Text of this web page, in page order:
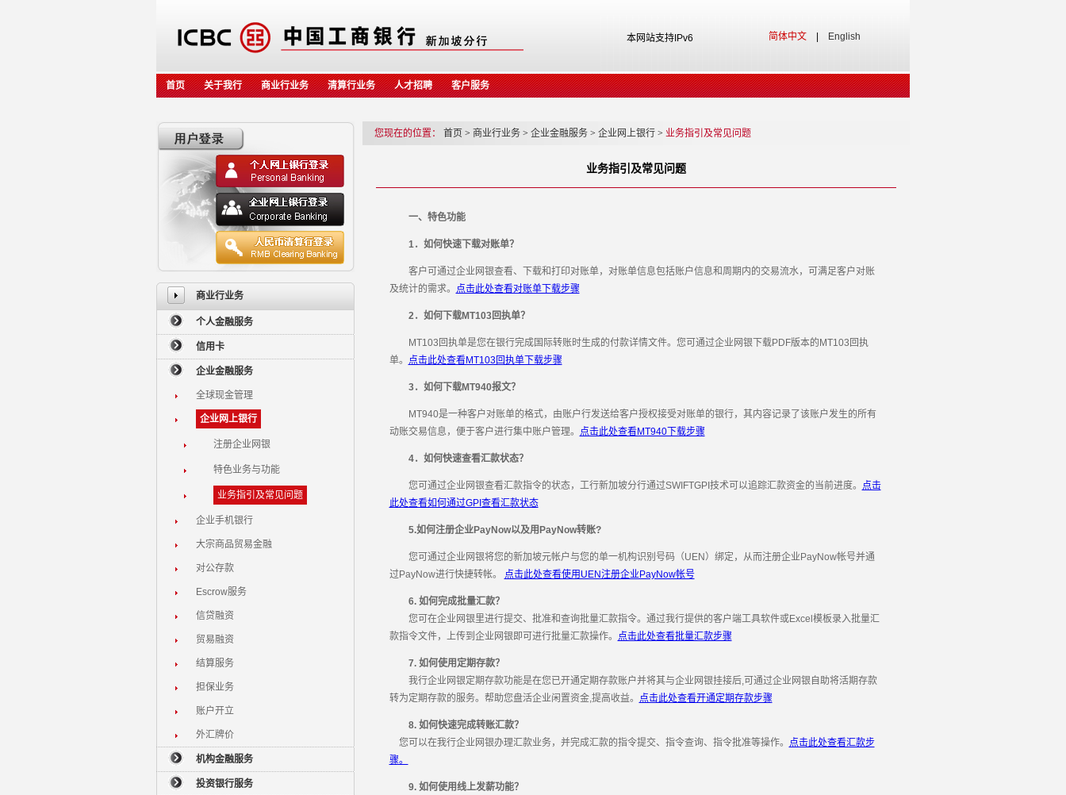
本网站支持IPv6 简体中文 English
首页 关于我行 商业行业务 清算行业务 人才招聘 客户服务
商业行业务
个人金融服务
信用卡
企业金融服务
全球现金管理
企业网上银行
注册企业网银
特色业务与功能
业务指引及常见问题
企业手机银行
大宗商品贸易金融
对公存款
Escrow服务
信贷融资
贸易融资
结算服务
担保业务
账户开立
外汇牌价
机构金融服务
投资银行服务
您现在的位置： 首页 > 商业行业务 > 企业金融服务 > 企业网上银行 > 业务指引及常见问题
业务指引及常见问题
一、特色功能
1．如何快速下载对账单？
客户可通过企业网银查看、下载和打印对账单，对账单信息包括账户信息和周期内的交易流水，可满足客户对账
及统计的需求。
点击此处查看对账单下载步骤
2．如何下载MT103回执单？
MT103回执单是您在银行完成国际转账时生成的付款详情文件。您可通过企业网银下载PDF版本的MT103回执
单。
点击此处查看MT103回执单下载步骤
3．如何下载MT940报文？
MT940是一种客户对账单的格式，由账户行发送给客户授权接受对账单的银行，其内容记录了该账户发生的所有
动账交易信息，便于客户进行集中账户管理。
点击此处查看MT940下载步骤
4．如何快速查看汇款状态？
您可通过企业网银查看汇款指令的状态，工行新加坡分行通过SWIFTGPI技术可以追踪汇款资金的当前进度。
点击
此处查看如何通过GPI查看汇款状态
5.如何注册企业PayNow以及用PayNow转账?
您可通过企业网银将您的新加坡元帐户与您的单一机构识别号码（UEN）绑定，从而注册企业PayNow帐号并通
过PayNow进行快捷转帐。
点击此处查看使用UEN注册企业PayNow帐号
6. 如何完成批量汇款？
您可在企业网银里进行提交、批准和查询批量汇款指令。通过我行提供的客户端工具软件或Excel模板录入批量汇
款指令文件，上传到企业网银即可进行批量汇款操作。
点击此处查看批量汇款步骤
7. 如何使用定期存款？
我行企业网银定期存款功能是在您已开通定期存款账户并将其与企业网银挂接后,可通过企业网银自助将活期存款
转为定期存款的服务。帮助您盘活企业闲置资金,提高收益。
点击此处查看开通定期存款步骤
8. 如何快速完成转账汇款？
您可以在我行企业网银办理汇款业务，并完成汇款的指令提交、指令查询、指令批准等操作。
点击此处查看汇款步
骤。
9. 如何使用线上发薪功能？